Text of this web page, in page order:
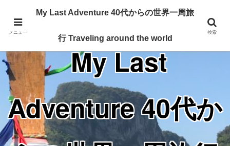
Traveling around the world from my 40's
My Last
Adventure 40代か
メニュー
My Last Adventure 40代からの世界一周旅
行 Traveling around the world
検索